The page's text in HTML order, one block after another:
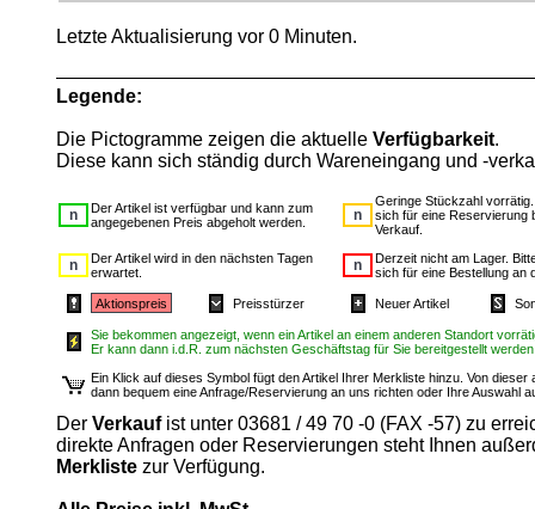
Letzte Aktualisierung vor 0 Minuten.
Legende:
Die Pictogramme zeigen die aktuelle Verfügbarkeit.
Diese kann sich ständig durch Wareneingang und -
Der Artikel ist verfügbar und kann zum
angegebenen Preis abgeholt werden.
Geringe Stückzahl
sich für eine Reservierung
Verkauf.
Der Artikel wird in den nächsten Tagen
erwartet.
Derzeit nicht am Lager.
sich für eine Bestellung an
Aktionspreis Preisstürzer Neuer Artikel
Sie bekommen angezeigt, wenn ein Artikel an einem anderen Standort
Er kann dann i.d.R. zum nächsten Geschäftstag für Sie bereitgestellt
Ein Klick auf dieses Symbol fügt den Artikel Ihrer Merkliste hinzu. Von dieser
dann bequem eine Anfrage/Reservierung an uns richten oder Ihre Auswahl
Der Verkaufist unter 03681 / 49 70 -0 (FAX -57) zu
direkte Anfragen oder Reservierungen steht Ihnen
Merkliste zur Verfügung.